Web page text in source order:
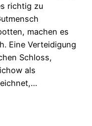
richtig zu
machen es
Eine Verteidigung
Schloss,
als